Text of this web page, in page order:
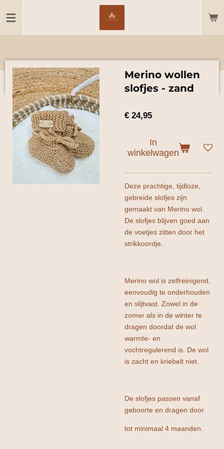
direct
Merino wollen
slofjes - zand
€ 24,95
In
winkelwagen
Deze prachtige, tijdloze,
gebreide slofjes zijn
gemaakt van Merino wol.
De slofjes blijven goed aan
de voetjes zitten door het
strikkoordje.
Merino wol is zelfreinigend,
eenvoudig te onderhouden
en slijtvast. Zowel in de
zomer als in de winter te
dragen doordat de wol
warmte- en
vochtregulerend is. De wol
is zacht en kriebelt niet.
De slofjes passen vanaf
geboorte en dragen door
tot minimaal 4 maanden.